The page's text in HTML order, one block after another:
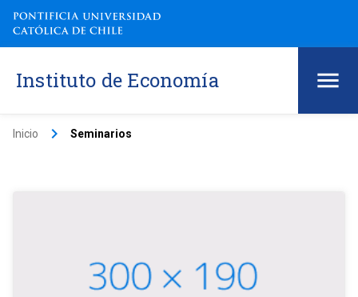
Instituto de Economía
Inicio keyboard_arrow_right Seminarios